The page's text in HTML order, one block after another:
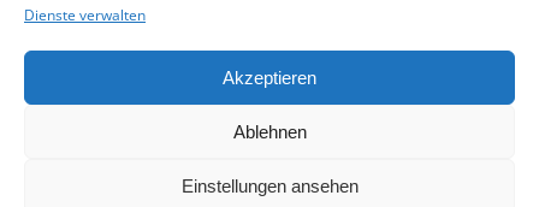
Dienste verwalten
Akzeptieren
Ablehnen
Einstellungen ansehen
Mit Ihrer Spende unterstützen Sie uns,
Heimatforscher in Niederbayern zu
schaffen und sie in ihrer Arbeit zu
unterstützen.